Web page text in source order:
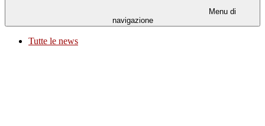
Menu di
navigazione
Tutte le news